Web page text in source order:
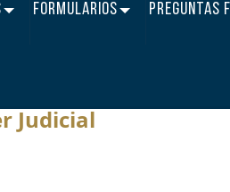
FORMULARIOS PREGUNTAS
y
Judicial